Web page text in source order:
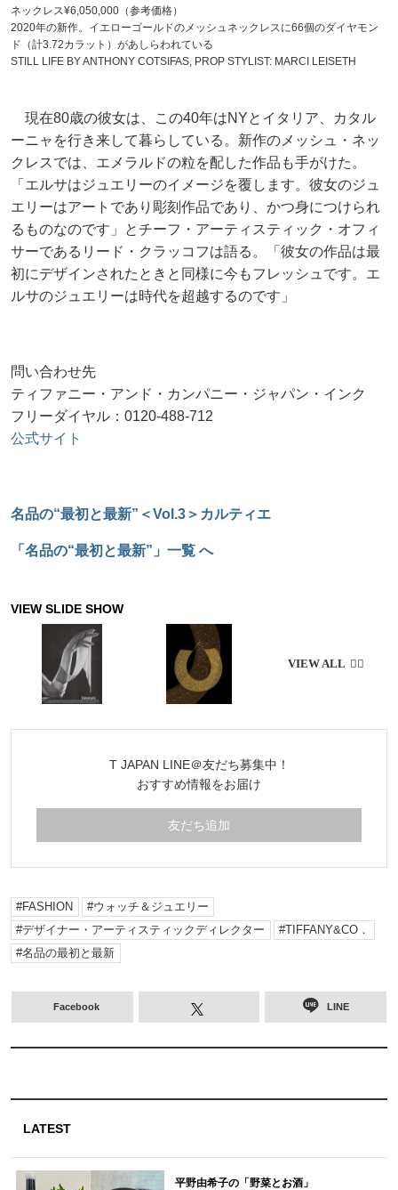
ネックレス¥6,050,000（参考価格）
2020年の新作。イエローゴールドのメッシュネックレスに66個のダイヤモン
ド（計3.72カラット）があしらわれている
STILL LIFE BY ANTHONY COTSIFAS, PROP STYLIST: MARCI LEISETH
現在80歳の彼女は、この40年はNYとイタリア、カタル
ーニャを行き来して暮らしている。新作のメッシュ・ネッ
クレスでは、エメラルドの粒を配した作品も手がけた。
「エルサはジュエリーのイメージを覆します。彼女のジュ
エリーはアートであり彫刻作品であり、かつ身につけられ
るものなのです」とチーフ・アーティスティック・オフィ
サーであるリード・クラッコフは語る。「彼女の作品は最
初にデザインされたときと同様に今もフレッシュです。エ
ルサのジュエリーは時代を超越するのです」
問い合わせ先
ティファニー・アンド・カンパニー・ジャパン・インク
フリーダイヤル：0120-488-712
公式サイト
名品の“最初と最新”＜Vol.3＞カルティエ
「名品の“最初と最新”」一覧 へ
T JAPAN LINE＠友だち募集中！
おすすめ情報をお届け
友だち追加
FASHION
ウォッチ＆ジュエリー
デザイナー・アーティスティックディレクター
TIFFANY&CO．
名品の最初と最新
Facebook LINE
LATEST
平野由希子の「野菜とお酒」